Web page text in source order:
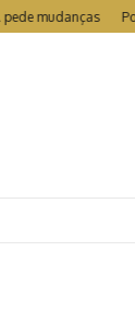
Portugal